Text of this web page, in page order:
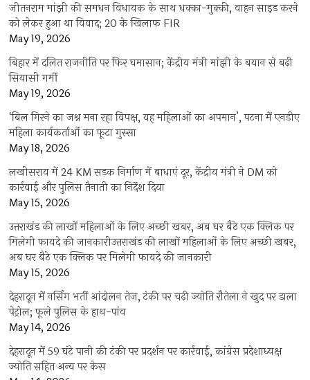
जीतनराम मांझी की समधन विधायक के साथ धक्का-मुक्की, वाहन साइड करने
को लेकर हुआ था विवाद; 20 के खिलाफ FIR
May 19, 2026
बिहार में दलित राजनीति पर फिर घमासान; केंद्रीय मंत्री मांझी के बयान से बढ़ी
सियासी गर्मी
May 19, 2026
‘बिल गिरने का जश्न मना रहा विपक्ष, यह महिलाओं का अपमान’, पटना में एनडीए
महिला कार्यकर्ताओं का फूटा गुस्सा
May 18, 2026
लखीसराय में 24 KM सड़क निर्माण में बाधाएं दूर, केंद्रीय मंत्री ने DM को
कार्रवाई और पुलिस तैनाती का निर्देश दिया
May 15, 2026
उत्तराखंड की लाखों महिलाओं के लिए अच्छी खबर, अब घर बैठे एक क्लिक पर
मिलेगी फायदे की जानकारीउत्तराखंड की लाखों महिलाओं के लिए अच्छी खबर,
अब घर बैठे एक क्लिक पर मिलेगी फायदे की जानकारी
May 15, 2026
देहरादून में नर्सिंग भर्ती आंदोलन तेज, टंकी पर चढ़ी ज्योति रौतेला ने खुद पर डाला
पेट्रोल; फूले पुलिस के हाथ-पांव
May 14, 2026
देहरादून में 59 घंटे पानी की टंकी पर प्रदर्शन पर कार्रवाई, कांग्रेस प्रदेशाध्यक्ष
ज्योति सहित अन्य पर केस